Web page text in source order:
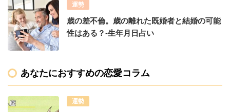
運勢
歳の差不倫。歳の離れた既婚者と結婚の可能
性はある？-生年月日占い
あなたにおすすめの恋愛コラム
運勢